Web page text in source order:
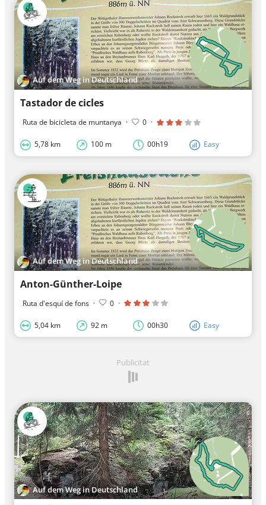
Auf dem Weg in Deutschland
Tastador de cicles
Ruta de bicicleta de muntanya · 0 ·
5,78 km 100 m 00h19 Easy
Auf dem Weg in Deutschland
Anton-Günther-Loipe
Ruta d'esquí de fons · 0 ·
5,04 km 92 m 00h30 Easy
Publicitat
Auf dem Weg in Deutschland